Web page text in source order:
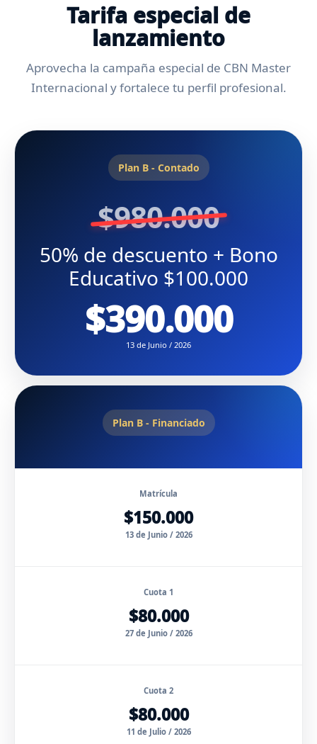
Tarifa especial de
lanzamiento
Aprovecha la campaña especial de CBN Master
Internacional y fortalece tu perfil profesional.
Plan B - Contado
$980.000
50% de descuento + Bono
Educativo $100.000
$390.000
13 de Junio / 2026
Plan B - Financiado
Matrícula
$150.000
13 de Junio / 2026
Cuota 1
$80.000
27 de Junio / 2026
Cuota 2
$80.000
11 de Julio / 2026